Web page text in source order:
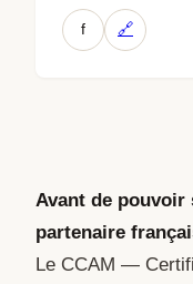
f 🔗
Avant de pouvoir
partenaire
Le CCAM —